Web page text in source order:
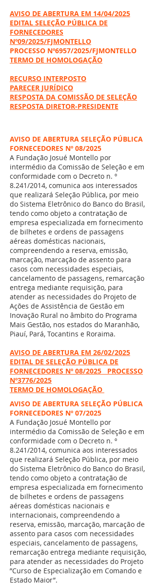
AVISO DE ABERTURA EM 14/04/2025
EDITAL SELEÇÃO PÚBLICA DE
FORNECEDORES
Nº09/2025/FJMONTELLO
PROCESSO Nº6957/2025/FJMONTELLO
TERMO DE HOMOLOGAÇÃO
RECURSO INTERPOSTO
PARECER JURÍDICO
RESPOSTA DA COMISSÃO DE SELEÇÃO
RESPOSTA DIRETOR-PRESIDENTE
AVISO DE ABERTURA SELEÇÃO PÚBLICA
FORNECEDORES Nº 08/2025
A Fundação Josué Montello por
intermédio da Comissão de Seleção e em
conformidade com o Decreto n. º
8.241/2014, comunica aos interessados
que realizará Seleção Pública, por meio
do Sistema Eletrônico do Banco do Brasil,
tendo como objeto a contratação de
empresa especializada em fornecimento
de bilhetes e ordens de passagens
aéreas domésticas nacionais,
compreendendo a reserva, emissão,
marcação, marcação de assento para
casos com necessidades especiais,
cancelamento de passagens, remarcação
entrega mediante requisição, para
atender as necessidades do Projeto de
Ações de Assistência de Gestão em
Inovação Rural no âmbito do Programa
Mais Gestão, nos estados do Maranhão,
Piauí, Pará, Tocantins e Roraima.
AVISO DE ABERTURA EM 26/02/2025
EDITAL DE SELEÇÃO PÚBLICA DE
FORNECEDORES Nº 08/2025 PROCESSO
Nº3776/2025
TERMO DE HOMOLOGAÇÃO
AVISO DE ABERTURA SELEÇÃO PÚBLICA
FORNECEDORES Nº 07/2025
A Fundação Josué Montello por
intermédio da Comissão de Seleção e em
conformidade com o Decreto n. º
8.241/2014, comunica aos interessados
que realizará Seleção Pública, por meio
do Sistema Eletrônico do Banco do Brasil,
tendo como objeto a contratação de
empresa especializada em fornecimento
de bilhetes e ordens de passagens
aéreas domésticas nacionais e
internacionais, compreendendo a
reserva, emissão, marcação, marcação de
assento para casos com necessidades
especiais, cancelamento de passagens,
remarcação entrega mediante requisição,
para atender as necessidades do Projeto
”Curso de Especialização em Comando e
Estado Maior”.